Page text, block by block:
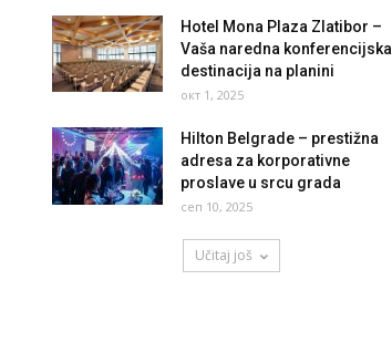
Hotel Mona Plaza Zlatibor –
Vaša naredna konferencijska
destinacija na planini
окт 1, 2025
Hilton Belgrade – prestižna
adresa za korporativne
proslave u srcu grada
сеп 10, 2025
Učitaj još